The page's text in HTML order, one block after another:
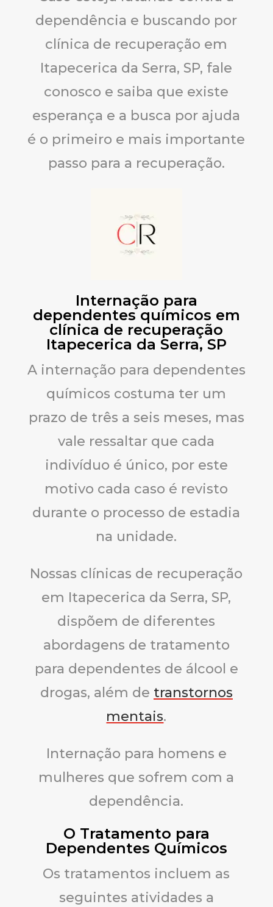
dependência e buscando por
clínica de recuperação em
Itapecerica da Serra, SP, fale
conosco e saiba que existe
esperança e a busca por ajuda
é o primeiro e mais importante
passo para a recuperação.
Internação para
dependentes químicos em
clínica de recuperação
Itapecerica da Serra, SP
A internação para dependentes
químicos costuma ter um
prazo de três a seis meses, mas
vale ressaltar que cada
indivíduo é único, por este
motivo cada caso é revisto
durante o processo de estadia
na unidade.
Nossas clínicas de recuperação
em Itapecerica da Serra, SP,
dispõem de diferentes
abordagens de tratamento
para dependentes de álcool e
drogas, além de transtornos
mentais.
Internação para homens e
mulheres que sofrem com a
dependência.
O Tratamento para
Dependentes Químicos
Os tratamentos incluem as
seguintes atividades a